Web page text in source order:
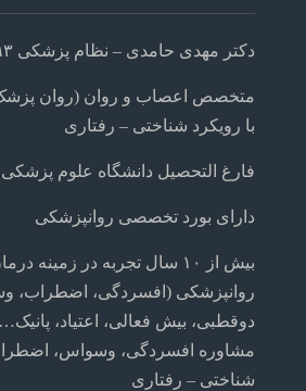
دکتر مهدی حامدی – نظام پزشکی ۱۰۰۵۹۳
متخصص اعصاب و روان (روان
با رویکرد شناختی – رفتاری
فارغ التحصیل دانشگاه علوم پزشکی
دارای بورد تخصصی روانپزشکی
بیش از ۱۰ سال تجربه در زمینه
روانپزشکی (افسردگی، اضطراب،
دوقطبی، بیش فعالی، اعتیاد،
مشاوره افسردگی، وسواس،
شناختی – رفتاری